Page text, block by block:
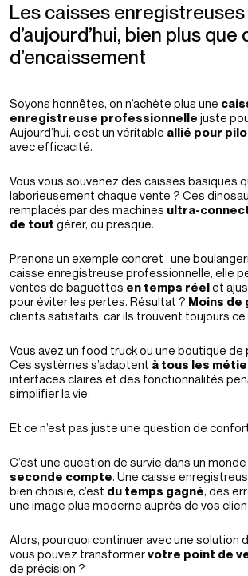
Les caisses enregistreuses
d’aujourd’hui, bien plus
d’encaissement
Soyons honnêtes, on n’achète plus une
enregistreuse professionnelle juste
Aujourd’hui, c’est un véritable allié pour
avec efficacité.
Vous vous souvenez des caisses basiques
laborieusement chaque vente ? Ces
remplacés par des machines ultra-
de tout gérer, ou presque.
Prenons un exemple concret : une
caisse enregistreuse professionnelle, elle
ventes de baguettes en temps réelet
pour éviter les pertes. Résultat ? Moins de
clients satisfaits, car ils trouvent toujours ce
Vous avez un food truck ou une boutique
Ces systèmes s’adaptent à tous les
interfaces claires et des fonctionnalités
simplifier la vie.
Et ce n’est pas juste une question de
C’est une question de survie dans un monde
seconde compte. Une caisse
bien choisie, c’est du temps gagné, des
une image plus moderne auprès de vos
Alors, pourquoi continuer avec une solution
vous pouvez transformervotre point de
de précision ?